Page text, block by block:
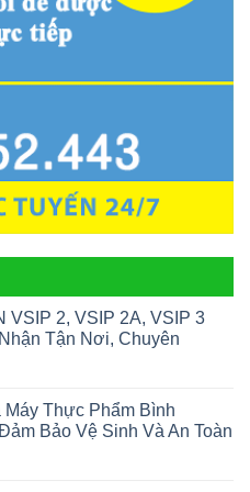
VSIP 2, VSIP 2A, VSIP 3
Tận Nơi, Chuyên
Thực Phẩm Bình
Bảo Vệ Sinh Và An Toàn